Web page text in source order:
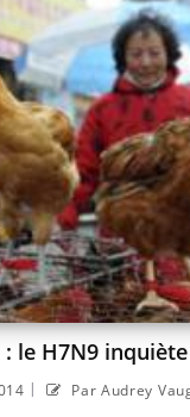
le H7N9 inquiète
| Par Audrey